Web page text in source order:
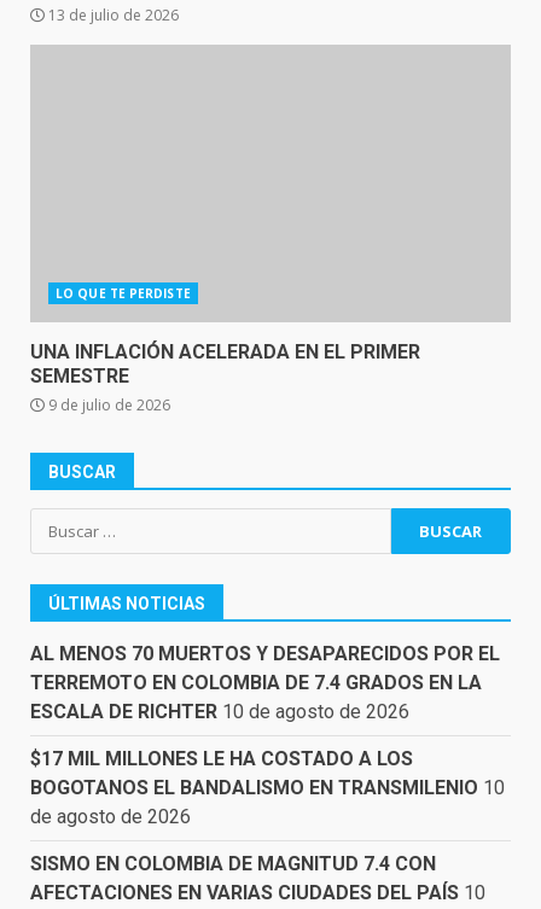
13 de julio de 2026
LO QUE TE PERDISTE
UNA INFLACIÓN ACELERADA EN EL PRIMER
SEMESTRE
9 de julio de 2026
BUSCAR
Buscar:
ÚLTIMAS NOTICIAS
AL MENOS 70 MUERTOS Y DESAPARECIDOS POR EL
TERREMOTO EN COLOMBIA DE 7.4 GRADOS EN LA
ESCALA DE RICHTER 10 de agosto de 2026
$17 MIL MILLONES LE HA COSTADO A LOS
BOGOTANOS EL BANDALISMO EN TRANSMILENIO 10
de agosto de 2026
SISMO EN COLOMBIA DE MAGNITUD 7.4 CON
AFECTACIONES EN VARIAS CIUDADES DEL PAÍS 10